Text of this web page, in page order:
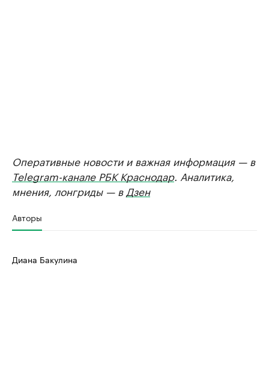
Оперативные новости и важная информация — в
Telegram-канале РБК Краснодар. Аналитика,
мнения, лонгриды — в Дзен
Авторы
Диана Бакулина